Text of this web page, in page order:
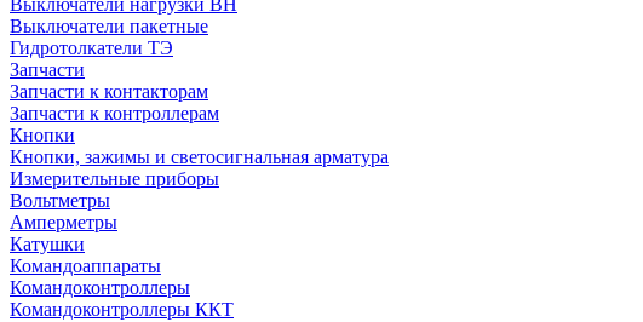
Выключатели нагрузки ВН
Выключатели пакетные
Гидротолкатели ТЭ
Запчасти
Запчасти к контакторам
Запчасти к контроллерам
Кнопки
Кнопки, зажимы и светосигнальная арматура
Измерительные приборы
Вольтметры
Амперметры
Катушки
Командоаппараты
Командоконтроллеры
Командоконтроллеры ККТ